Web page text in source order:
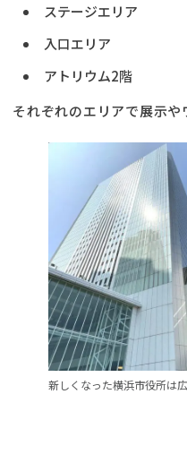
ステージエリア
入口エリア
アトリウム2階
それぞれのエリアで展示や
新しくなった横浜市役所は